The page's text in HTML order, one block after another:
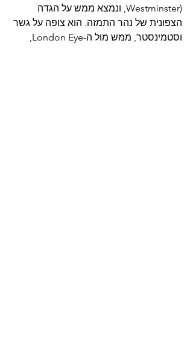
Westminster), ונמצא ממש על הגדה
הצפונית של נהר התמזה. הוא צופה על גשר